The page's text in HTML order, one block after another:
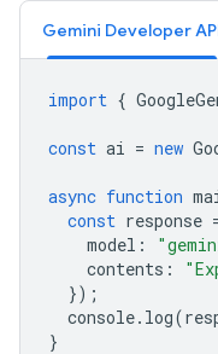
Gemini Developer
import {
const ai = new
async function
const response
model :
contents :
});
console. log(
}